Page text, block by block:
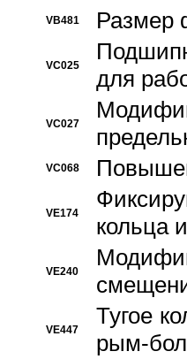
VB481 Размер
VC025
для
VC027
VC068
VE174
кольца
VE240
VE447
Тугое
рым-